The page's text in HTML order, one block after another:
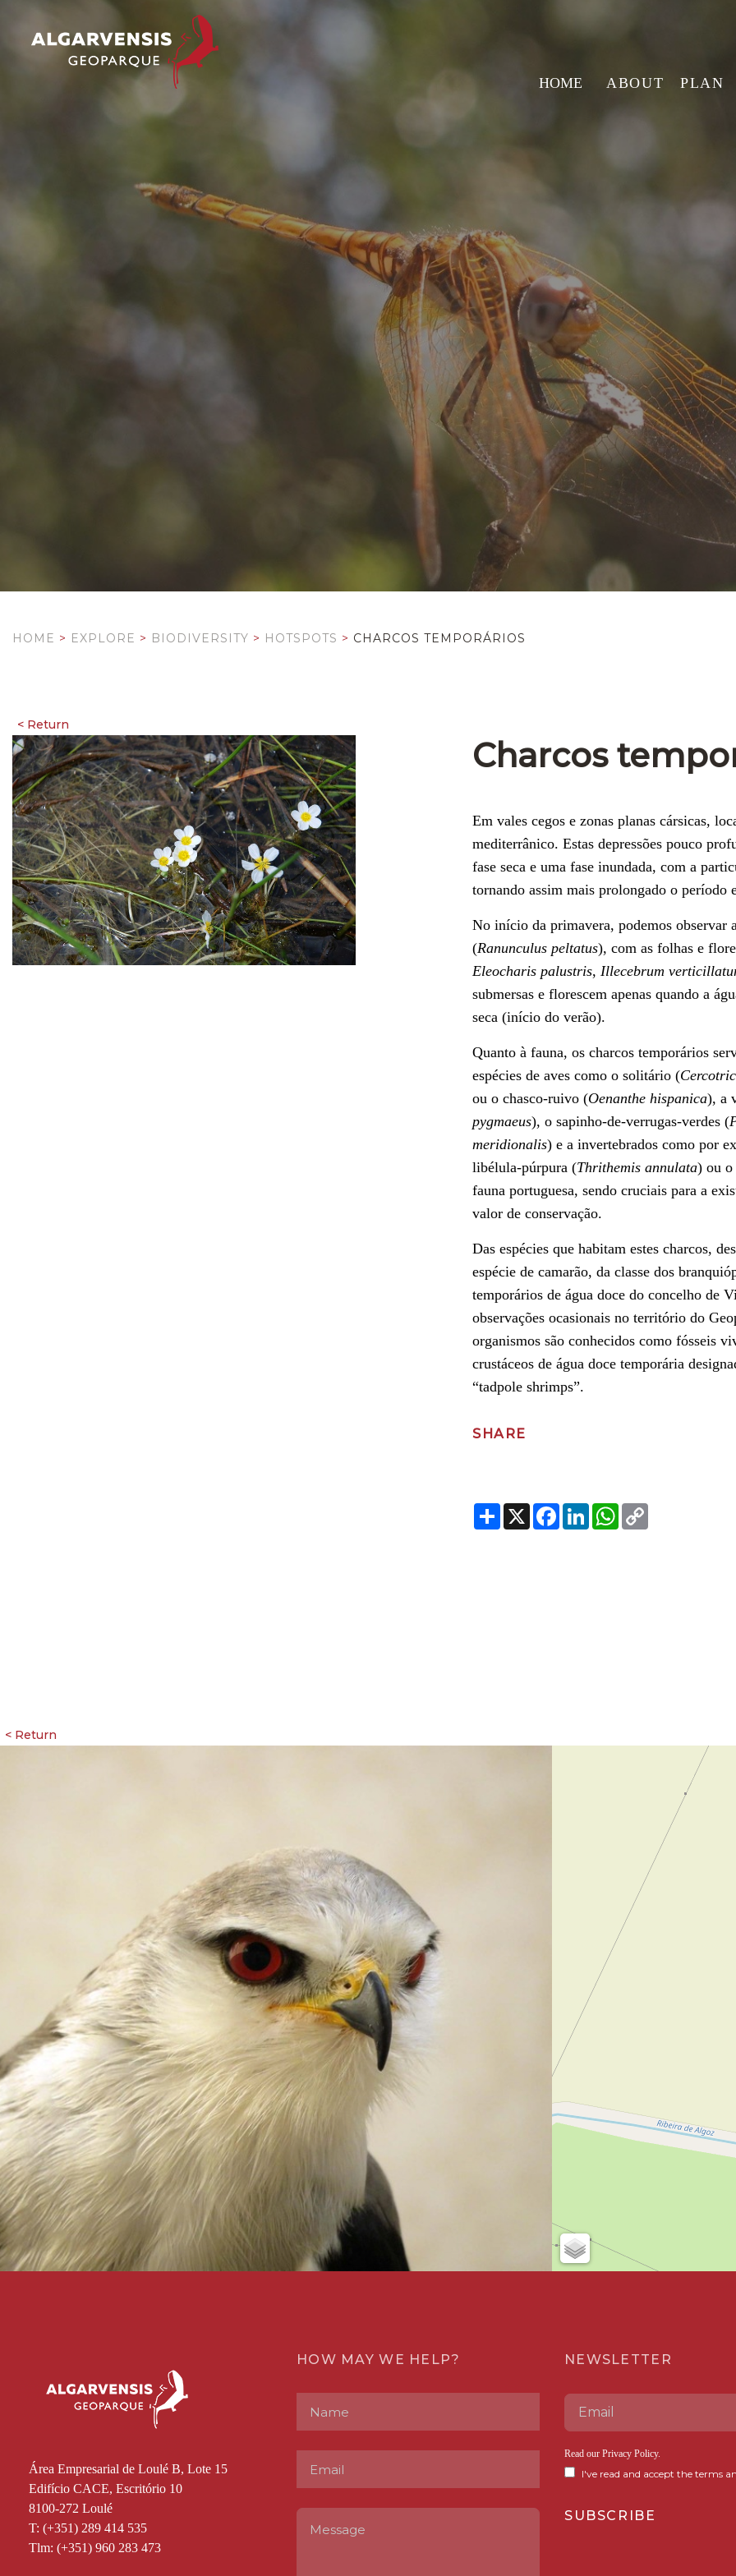
HOME ABOUT PLAN
HOME > EXPLORE > BIODIVERSITY > HOTSPOTS > CHARCOS TEMPORÁRIOS
Charcos
Em vales cegos e zonas planas cársicas,
mediterrânico. Estas depressões pouco
fase seca e uma fase inundada, com a
tornando assim mais prolongado o período
No início da primavera, podemos observar
(Ranunculus peltatus), com as folhas e
Eleocharis palustris, Illecebrum
submersas e florescem apenas quando a
seca (início do verão).
Quanto à fauna, os charcos temporários
espécies de aves como o solitário (
ou o chasco-ruivo (Oenanthe hispanica), a
pygmaeus), o sapinho-de-verrugas-verdes (
meridionalis) e a invertebrados como por
libélula-púrpura (Thrithemis annulata) ou o
fauna portuguesa, sendo cruciais para a
valor de conservação.
Das espécies que habitam estes charcos,
espécie de camarão, da classe dos
temporários de água doce do concelho de
observações ocasionais no território do
organismos são conhecidos como fósseis
crustáceos de água doce temporária
“tadpole shrimps”.
SHARE
Share
X Facebook
LinkedInWhatsApp
Área Empresarial de Loulé B, Lote 15
Edifício CACE, Escritório 10
8100-272 Loulé
T: (+351) 289 414 535
Tlm: (+351) 960 283 473
HOW MAY WE HELP? NEWSLETTER
Read our Privacy Policy.
I've read and accept the terms